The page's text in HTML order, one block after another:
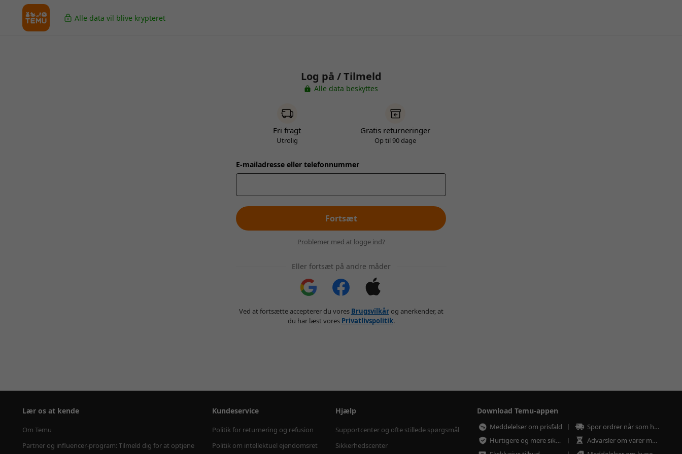
Alle data vil blive krypteret
Log på / Tilmeld
Alle data beskyttes
Fri fragt
Utrolig
Gratis returneringer
Op til 90 dage
E-mailadresse eller telefonnummer
Fortsæt
Problemer med at logge ind?
Eller fortsæt på andre måder
Ved at fortsætte accepterer du vores Brugsvilkårog anerkender, at
du har læst vores Privatlivspolitik.
Lær os at kende
Om Temu
Partner og influencer-program: Tilmeld dig for at optjene
Kundeservice
Politik for returnering og refusion
Politik om intellektuel ejendomsret
Hjælp
Supportcenter og ofte stillede spørgsmål
Sikkerhedscenter
Download Temu-appen
Meddelelser om prisfald
Spor ordrer når som helst
Hurtigere og mere sikker betaling
Advarsler om varer med lav lagerbeholdning